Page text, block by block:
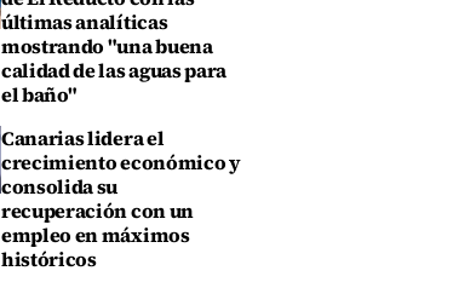
últimas analíticas
mostrando "una buena
calidad de las aguas para
el baño"
Canarias lidera el
crecimiento económico y
consolida su
recuperación con un
empleo en máximos
históricos